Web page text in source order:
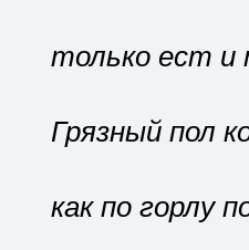
только ест и
Грязный пол
как по горлу